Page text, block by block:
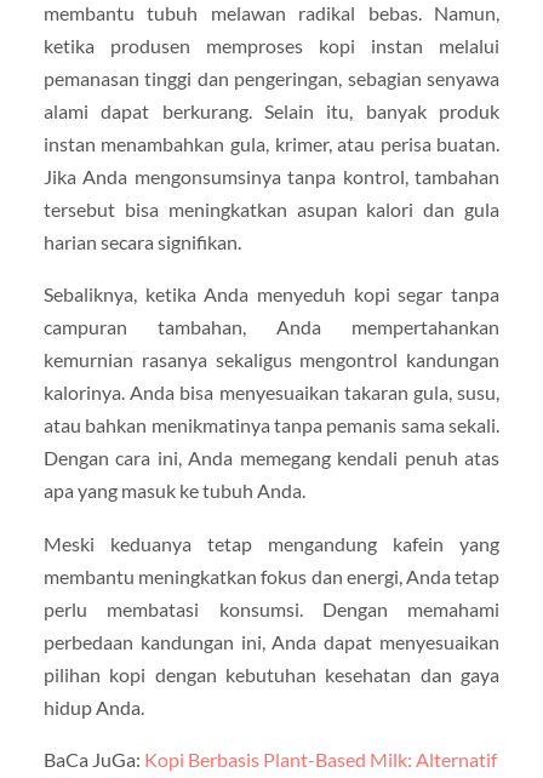
membantu tubuh melawan radikal bebas. Namun,
ketika produsen memproses kopi instan melalui
pemanasan tinggi dan pengeringan, sebagian senyawa
alami dapat berkurang. Selain itu, banyak produk
instan menambahkan gula, krimer, atau perisa buatan.
Jika Anda mengonsumsinya tanpa kontrol, tambahan
tersebut bisa meningkatkan asupan kalori dan gula
harian secara signifikan.
Sebaliknya, ketika Anda menyeduh kopi segar tanpa
campuran tambahan, Anda mempertahankan
kemurnian rasanya sekaligus mengontrol kandungan
kalorinya. Anda bisa menyesuaikan takaran gula, susu,
atau bahkan menikmatinya tanpa pemanis sama sekali.
Dengan cara ini, Anda memegang kendali penuh atas
apa yang masuk ke tubuh Anda.
Meski keduanya tetap mengandung kafein yang
membantu meningkatkan fokus dan energi, Anda tetap
perlu membatasi konsumsi. Dengan memahami
perbedaan kandungan ini, Anda dapat menyesuaikan
pilihan kopi dengan kebutuhan kesehatan dan gaya
hidup Anda.
BaCa JuGa: Kopi Berbasis Plant-Based Milk: Alternatif